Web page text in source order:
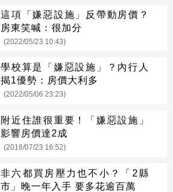
這項「嫌惡設施」反帶動房價？
房東笑喊：很加分
(2022/05/23 10:43)
學校算是「嫌惡設施」？內行人
揭1優勢：房價大利多
(2022/05/06 23:23)
附近住誰很重要！「嫌惡設施」
影響房價達2成
(2018/07/23 16:52)
非六都買房壓力也不小？「2縣
市」晚一年入手 要多花逾百萬